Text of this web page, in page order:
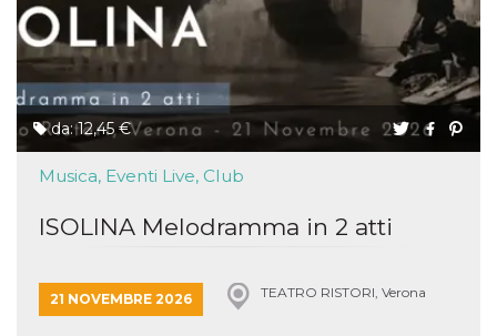
da: 12,45 €
Musica, Eventi Live, Club
ISOLINA Melodramma in 2 atti
21 NOVEMBRE 2026 TEATRO RISTORI, Verona